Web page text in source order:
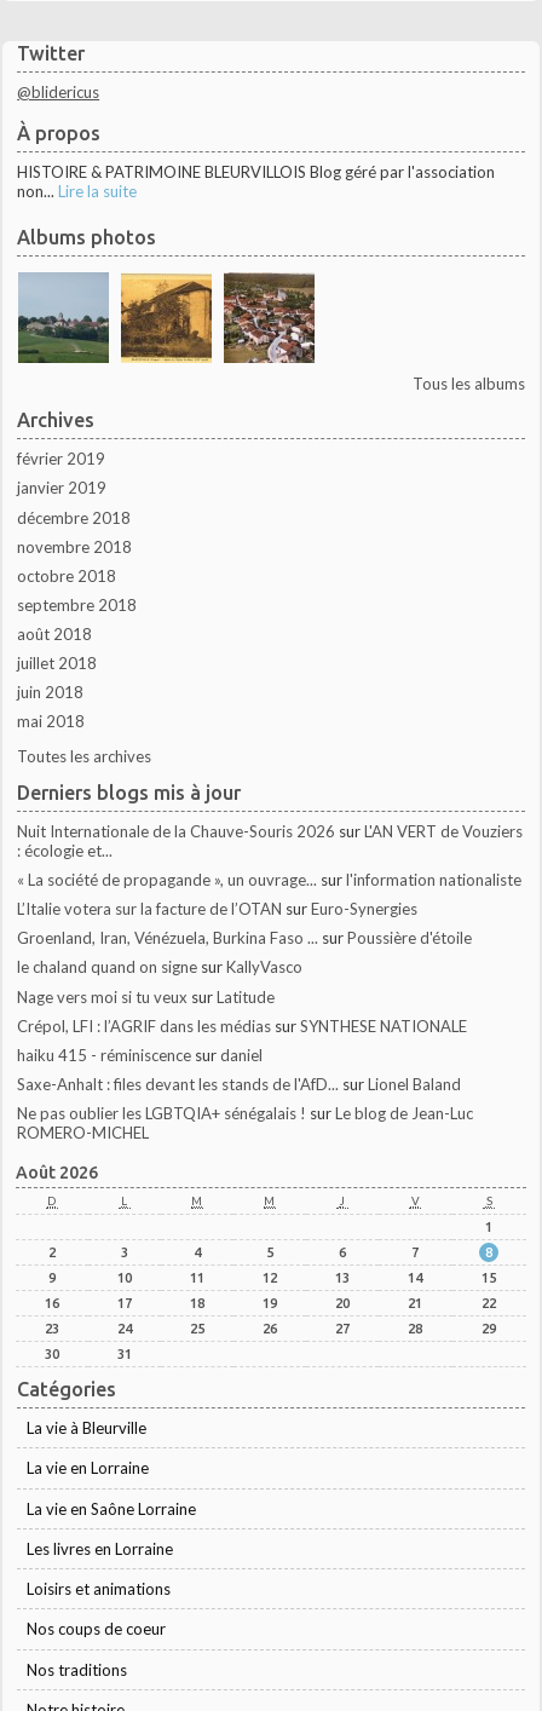
Twitter
@blidericus
À propos
HISTOIRE & PATRIMOINE BLEURVILLOIS Blog géré par l'association
non... Lire la suite
Albums photos
Tous les albums
Archives
février 2019
janvier 2019
décembre 2018
novembre 2018
octobre 2018
septembre 2018
août 2018
juillet 2018
juin 2018
mai 2018
Toutes les archives
Derniers blogs mis à jour
Nuit Internationale de la Chauve-Souris 2026 surL'AN VERT de Vouziers
: écologie et...
« La société de propagande », un ouvrage... surl'information nationaliste
L’Italie votera sur la facture de l’OTAN surEuro-Synergies
Groenland, Iran, Vénézuela, Burkina Faso ... surPoussière d'étoile
le chaland quand on signe surKallyVasco
Nage vers moi si tu veux surLatitude
Crépol, LFI : l’AGRIF dans les médias surSYNTHESE NATIONALE
haiku 415 - réminiscence surdaniel
Saxe-Anhalt : files devant les stands de l'AfD... surLionel Baland
Ne pas oublier les LGBTQIA+ sénégalais ! surLe blog de Jean-Luc
ROMERO-MICHEL
Août 2026
D L M M J V S
1
2
3 4 5 6 7
8
9
10 11 12 13 14
15
16
17 18 19 20 21
22
23
24 25 26 27 28
29
30
31
Catégories
La vie à Bleurville
La vie en Lorraine
La vie en Saône Lorraine
Les livres en Lorraine
Loisirs et animations
Nos coups de coeur
Nos traditions